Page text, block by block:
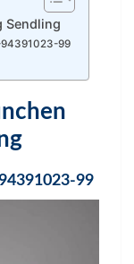
Sendling
99
99